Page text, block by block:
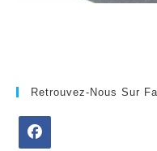
Retrouvez-Nous Sur